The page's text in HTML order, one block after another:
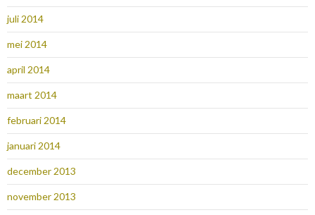
juli 2014
mei 2014
april 2014
maart 2014
februari 2014
januari 2014
december 2013
november 2013